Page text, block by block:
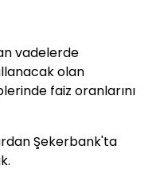
vadelerde
olan
faiz oranlarını
Şekerbank'ta